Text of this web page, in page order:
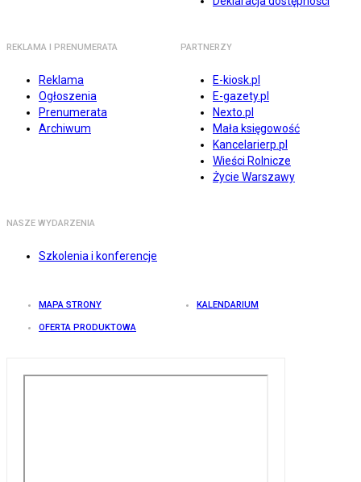
REKLAMA I PRENUMERATA
Reklama
Ogłoszenia
Prenumerata
Archiwum
PARTNERZY
E-kiosk.pl
E-gazety.pl
Nexto.pl
Mała księgowość
Kancelarierp.pl
Wieści Rolnicze
Życie Warszawy
NASZE WYDARZENIA
Szkolenia i konferencje
MAPA STRONY KALENDARIUM
OFERTA PRODUKTOWA